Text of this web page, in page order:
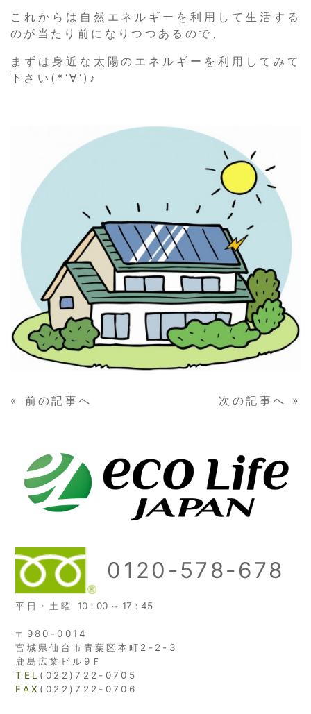
これからは自然エネルギーを利用して生活する
のが当たり前になりつつあるので、
まずは身近な太陽のエネルギーを利用してみて
下さい(*‘∀‘)♪
« 前の記事へ 次の記事へ »
0120-578-678
平日・土曜 10：00 ～ 17：45
〒980-0014
宮城県仙台市青葉区本町2-2-3
鹿島広業ビル9Ｆ
TEL (022)722-0705
FAX (022)722-0706